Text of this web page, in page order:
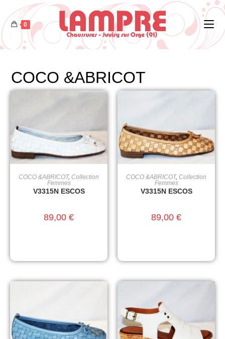
0
COCO &ABRICOT
CHOIX DES OPTIONS
COCO &ABRICOT, Collection
Femmes
V3315N ESCOS
89,00 €
CHOIX DES OPTIONS
COCO &ABRICOT, Collection
Femmes
V3315N ESCOS
89,00 €